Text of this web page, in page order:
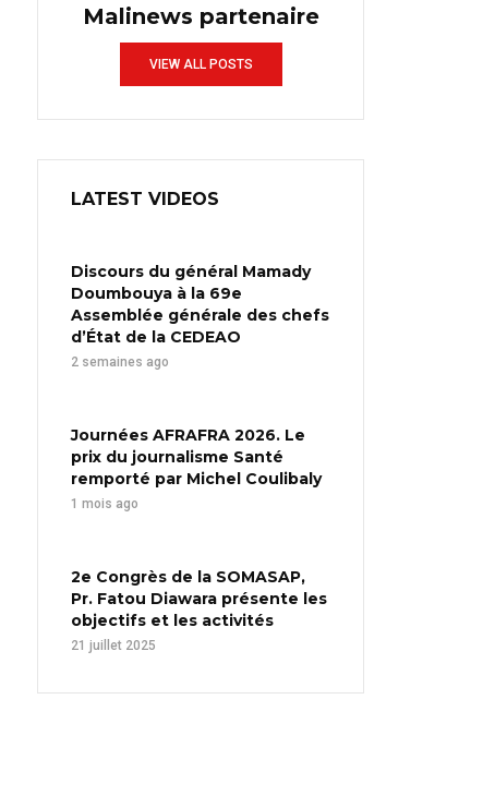
Malinews partenaire
VIEW ALL POSTS
LATEST VIDEOS
Discours du général Mamady
Doumbouya à la 69e
Assemblée générale des chefs
d’État de la CEDEAO
2 semaines ago
Journées AFRAFRA 2026. Le
prix du journalisme Santé
remporté par Michel Coulibaly
1 mois ago
2e Congrès de la SOMASAP,
Pr. Fatou Diawara présente les
objectifs et les activités
21 juillet 2025